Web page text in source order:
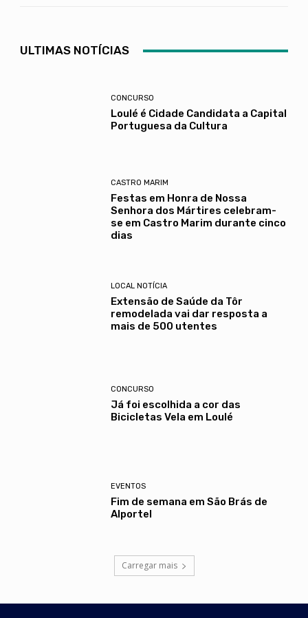
ULTIMAS NOTÍCIAS
CONCURSO
Loulé é Cidade Candidata a Capital
Portuguesa da Cultura
CASTRO MARIM
Festas em Honra de Nossa
Senhora dos Mártires celebram-
se em Castro Marim durante cinco
dias
LOCAL NOTÍCIA
Extensão de Saúde da Tôr
remodelada vai dar resposta a
mais de 500 utentes
CONCURSO
Já foi escolhida a cor das
Bicicletas Vela em Loulé
EVENTOS
Fim de semana em São Brás de
Alportel
Carregar mais